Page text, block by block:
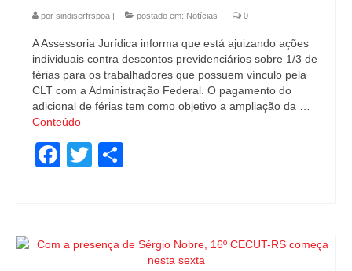
por sindiserfrspoa | postado em: Notícias | 0
A Assessoria Jurídica informa que está ajuizando ações
individuais contra descontos previdenciários sobre 1/3 de
férias para os trabalhadores que possuem vínculo pela
CLT com a Administração Federal. O pagamento do
adicional de férias tem como objetivo a ampliação da …
Conteúdo
Facebook
Twitter